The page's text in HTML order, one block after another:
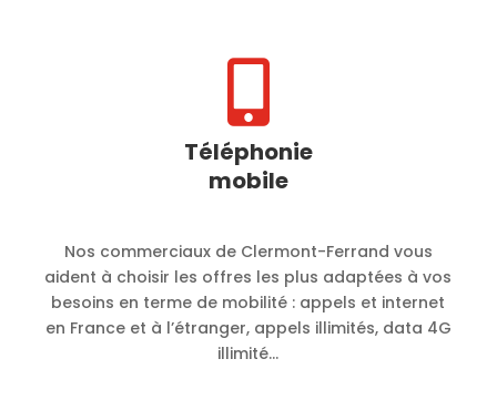

Téléphonie
mobile
Nos commerciaux de Clermont-Ferrand vous
aident à choisir les offres les plus adaptées à vos
besoins en terme de mobilité : appels et internet
en France et à l’étranger, appels illimités, data 4G
illimité…